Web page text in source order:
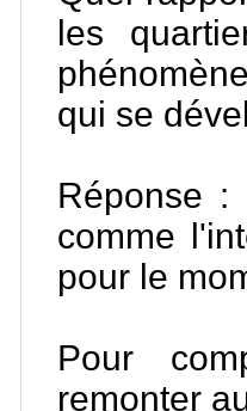
les
qui se
Réponse :
comme
pour le
Pour
remonter